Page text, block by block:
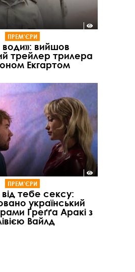
ПРЕМ'ЄРИ
води»: вийшов
трейлер трилера
Екгартом
ПРЕМ'ЄРИ
тебе сексу:
український
Ґреґґа Аракі з
Вайлд